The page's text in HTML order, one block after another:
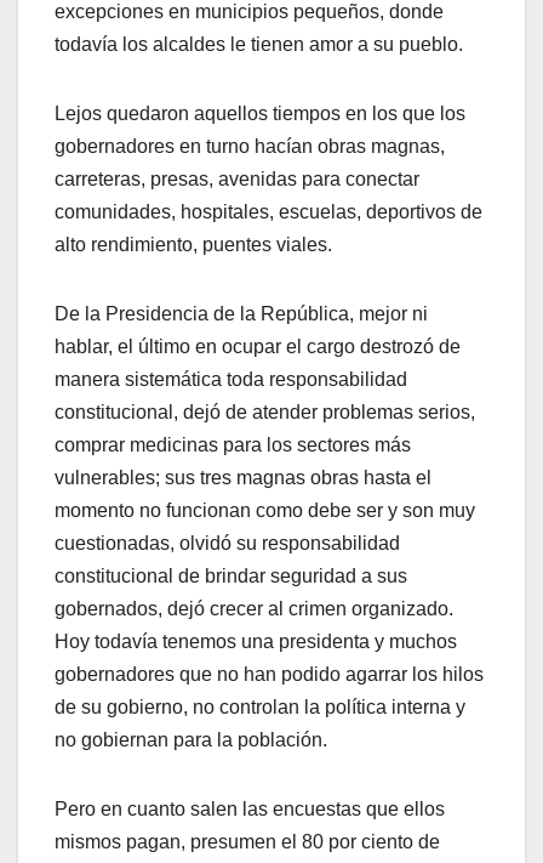
excepciones en municipios pequeños, donde
todavía los alcaldes le tienen amor a su pueblo.
Lejos quedaron aquellos tiempos en los que los
gobernadores en turno hacían obras magnas,
carreteras, presas, avenidas para conectar
comunidades, hospitales, escuelas, deportivos de
alto rendimiento, puentes viales.
De la Presidencia de la República, mejor ni
hablar, el último en ocupar el cargo destrozó de
manera sistemática toda responsabilidad
constitucional, dejó de atender problemas serios,
comprar medicinas para los sectores más
vulnerables; sus tres magnas obras hasta el
momento no funcionan como debe ser y son muy
cuestionadas, olvidó su responsabilidad
constitucional de brindar seguridad a sus
gobernados, dejó crecer al crimen organizado.
Hoy todavía tenemos una presidenta y muchos
gobernadores que no han podido agarrar los hilos
de su gobierno, no controlan la política interna y
no gobiernan para la población.
Pero en cuanto salen las encuestas que ellos
mismos pagan, presumen el 80 por ciento de